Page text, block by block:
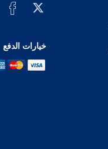
خيارات الدفع